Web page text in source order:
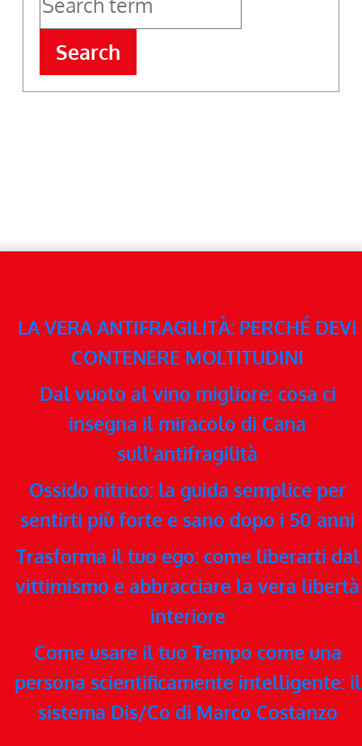
Search
LA VERA ANTIFRAGILITÀ: PERCHÉ DEVI
CONTENERE MOLTITUDINI
Dal vuoto al vino migliore: cosa ci
insegna il miracolo di Cana
sull’antifragilità
Ossido nitrico: la guida semplice per
sentirti più forte e sano dopo i 50 anni
Trasforma il tuo ego: come liberarti dal
vittimismo e abbracciare la vera libertà
interiore
Come usare il tuo Tempo come una
persona scientificamente intelligente: il
sistema Dis/Co di Marco Costanzo